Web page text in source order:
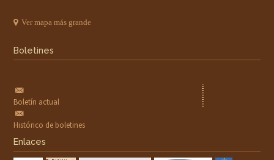
Ver mapa más grande
Boletines
Boletín actual
Histórico de boletines
Enlaces